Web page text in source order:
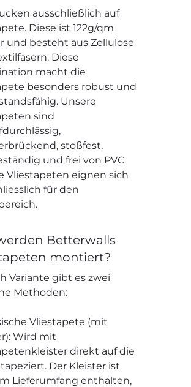
ausschließlich auf
Diese ist 122g/qm
und besteht aus Zellulose
Diese
macht die
besonders robust und
Unsere
sind
stoßfest,
und frei von PVC.
Vliestapeten eignen sich
für den
Betterwalls
montiert?
Variante gibt es zwei
Methoden:
Vliestapete (mit
Wird mit
direkt auf die
Der Kleister ist
Lieferumfang enthalten,